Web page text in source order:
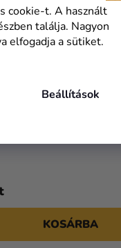
cookie-t. A használt
találja. Nagyon
elfogadja a sütiket.
Beállítások
KOSÁRBA